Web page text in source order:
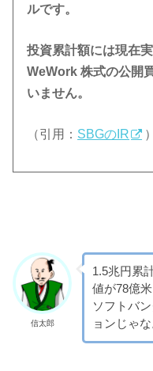
ルです。
投資累計額には現在
WeWork 株式の公開
いません。
（引用： SBGのIR ）
信太郎
1.5兆円累
値が78億
ソフトバ
ョンじゃな